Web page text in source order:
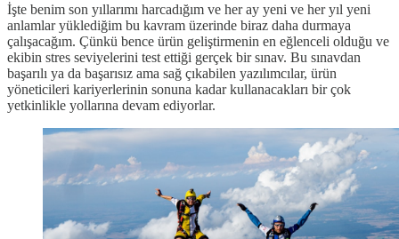
İşte benim son yıllarımı harcadığım ve her ay yeni ve her yıl yeni
anlamlar yüklediğim bu kavram üzerinde biraz daha durmaya
çalışacağım. Çünkü bence ürün geliştirmenin en eğlenceli olduğu ve
ekibin stres seviyelerini test ettiği gerçek bir sınav. Bu sınavdan
başarılı ya da başarısız ama sağ çıkabilen yazılımcılar, ürün
yöneticileri kariyerlerinin sonuna kadar kullanacakları bir çok
yetkinlikle yollarına devam ediyorlar.